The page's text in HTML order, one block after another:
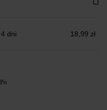
4 dni 18,99 zł